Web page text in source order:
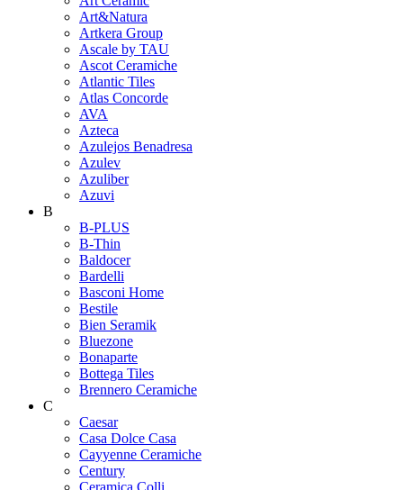
Art&Natura
Artkera Group
Ascale by TAU
Ascot Ceramiche
Atlantic Tiles
Atlas Concorde
AVA
Azteca
Azulejos Benadresa
Azulev
Azuliber
Azuvi
B
B-PLUS
B-Thin
Baldocer
Bardelli
Basconi Home
Bestile
Bien Seramik
Bluezone
Bonaparte
Bottega Tiles
Brennero Ceramiche
C
Caesar
Casa Dolce Casa
Cayyenne Ceramiche
Century
Ceramica Colli